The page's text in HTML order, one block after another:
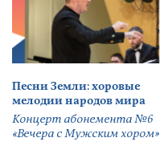
Песни Земли: хоровые
мелодии народов мира
Концерт абонемента №6
«Вечера с Мужским хором»